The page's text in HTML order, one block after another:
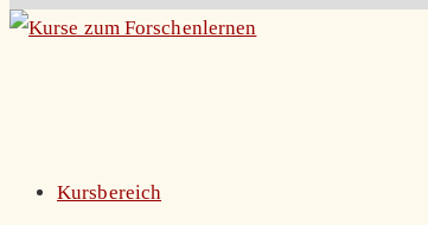
Zum
Kursbereich